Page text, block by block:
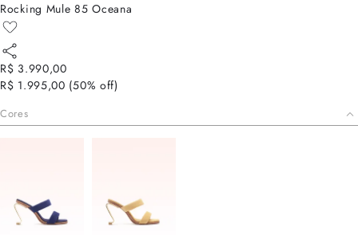
Rocking Mule 85 Oceana
R$ 3.990,00
R$ 1.995,00 (50% off)
Cores